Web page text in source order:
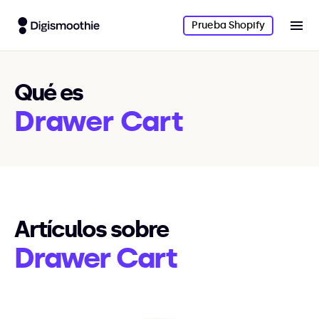
Prueba Shopify
Qué es
Drawer Cart
Artículos sobre
Drawer Cart